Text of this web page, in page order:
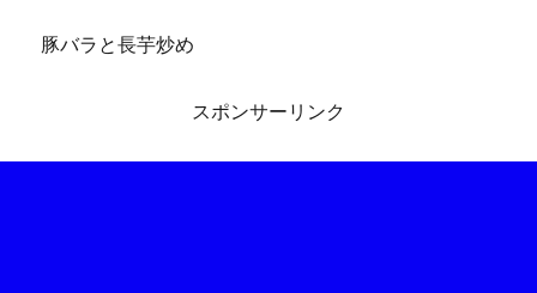
豚バラと長芋炒め
スポンサーリンク